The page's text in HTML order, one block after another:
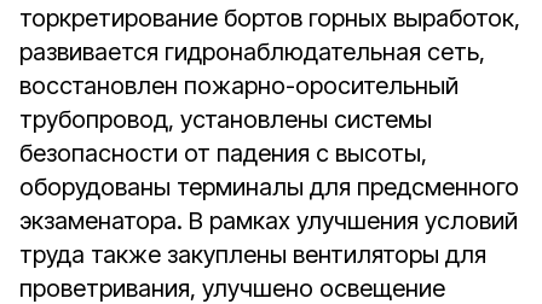
торкретирование бортов горных выработок,
развивается гидронаблюдательная сеть,
восстановлен пожарно-оросительный
трубопровод, установлены системы
безопасности от падения с высоты,
оборудованы терминалы для предсменного
экзаменатора. В рамках улучшения условий
труда также закуплены вентиляторы для
проветривания, улучшено освещение